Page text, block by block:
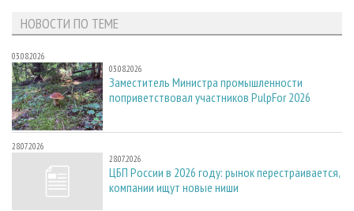
НОВОСТИ ПО ТЕМЕ
03.08.2026
03.08.2026
Заместитель Министра промышленности
поприветствовал участников PulpFor 2026
28.07.2026
28.07.2026
ЦБП России в 2026 году: рынок перестраивается,
компании ищут новые ниши